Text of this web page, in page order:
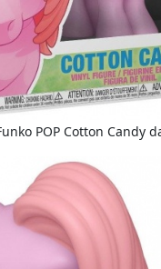
POP Cotton Candy